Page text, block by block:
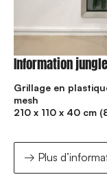
Information
Grillage en
mesh
210 x 110 x 40 cm
Plus